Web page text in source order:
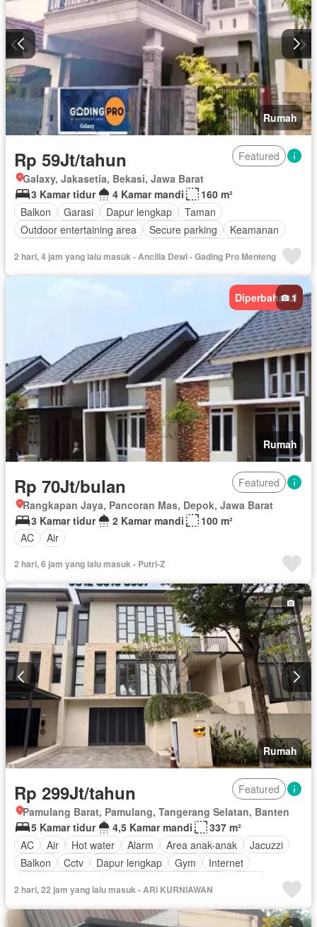
Rumah
Rp 59Jt/tahun
Featured
Galaxy, Jakasetia, Bekasi, Jawa Barat
3 Kamar tidur
4 Kamar mandi
160 m²
Balkon
Garasi Dapur lengkap
Taman
Outdoor entertaining area
Secure parking
Keamanan
Hot water
Pemandangan panorama
Teras
Kolam renang
2 hari, 4 jam yang lalu masuk - Ancilla Dewi - Gading Pro Menteng
Diperbaharui
Rumah
1
Rp 70Jt/bulan
Featured
Rangkapan Jaya, Pancoran Mas, Depok, Jawa Barat
3 Kamar tidur
2 Kamar mandi
100 m²
AC
Air
2 hari, 6 jam yang lalu masuk - Putri-Z
Rumah
Rp 299Jt/tahun
Featured
Pamulang Barat, Pamulang, Tangerang Selatan, Banten
5 Kamar tidur
4,5 Kamar mandi
337 m²
AC
Air Hot water Alarm Area anak-anak
Jacuzzi
Balkon
Cctv Dapur lengkap Gym
Internet
Secure parking
Pemanasan Spa Taman
Taman atap
Tangki air
Televisi Garasi Panggang
Teras
2 hari, 22 jam yang lalu masuk - ARI KURNIAWAN